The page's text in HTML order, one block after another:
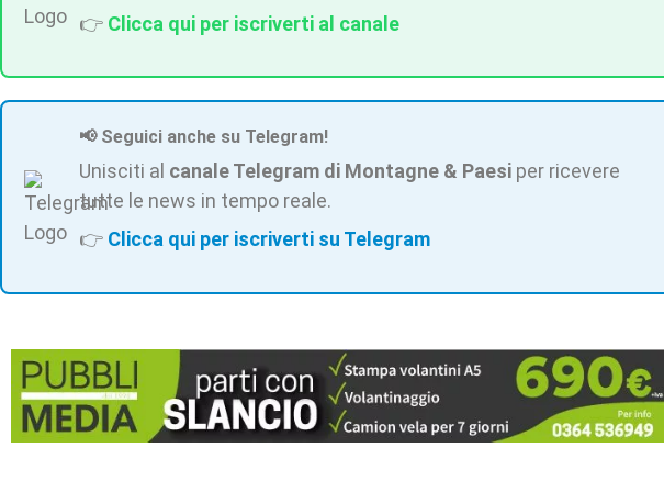
👉 Clicca qui per iscriverti al canale
📢 Seguici anche su Telegram!
Unisciti al canale Telegram di Montagne & Paesi per ricevere
tutte le news in tempo reale.
👉 Clicca qui per iscriverti su Telegram